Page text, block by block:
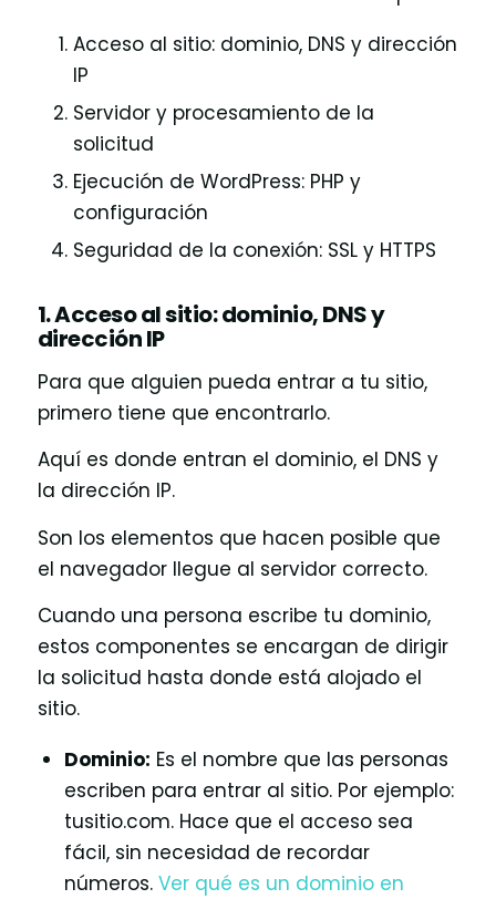
Acceso al sitio: dominio, DNS y dirección
IP
Servidor y procesamiento de la
solicitud
Ejecución de WordPress: PHP y
configuración
Seguridad de la conexión: SSL y HTTPS
1. Acceso al sitio: dominio, DNS y
dirección IP
Para que alguien pueda entrar a tu sitio,
primero tiene que encontrarlo.
Aquí es donde entran el dominio, el DNS y
la dirección IP.
Son los elementos que hacen posible que
el navegador llegue al servidor correcto.
Cuando una persona escribe tu dominio,
estos componentes se encargan de dirigir
la solicitud hasta donde está alojado el
sitio.
Dominio: Es el nombre que las personas
escriben para entrar al sitio. Por ejemplo:
tusitio.com. Hace que el acceso sea
fácil, sin necesidad de recordar
números. Ver qué es un dominio en